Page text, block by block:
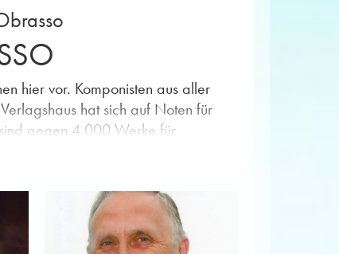
hier vor. Komponisten aus aller
hat sich auf Noten für
gegen 4.000 Werke für
Christopher Wormald? Hat
entsprechenden Biografien. Die